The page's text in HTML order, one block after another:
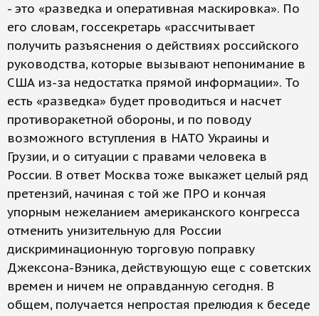
- это «разведка и оперативная маскировка». По
его словам, госсекретарь «рассчитывает
получить разъяснения о действиях российского
руководства, которые вызывают непонимание в
США из-за недостатка прямой информации». То
есть «разведка» будет проводиться и насчет
противоракетной обороны, и по поводу
возможного вступления в НАТО Украины и
Грузии, и о ситуации с правами человека в
России. В ответ Москва тоже выкажет целый ряд
претензий, начиная с той же ПРО и кончая
упорным нежеланием американского конгресса
отменить унизительную для России
дискриминационную торговую поправку
Джексона-Вэника, действующую еще c советских
времен и ничем не оправданную сегодня. В
общем, получается непростая прелюдия к беседе